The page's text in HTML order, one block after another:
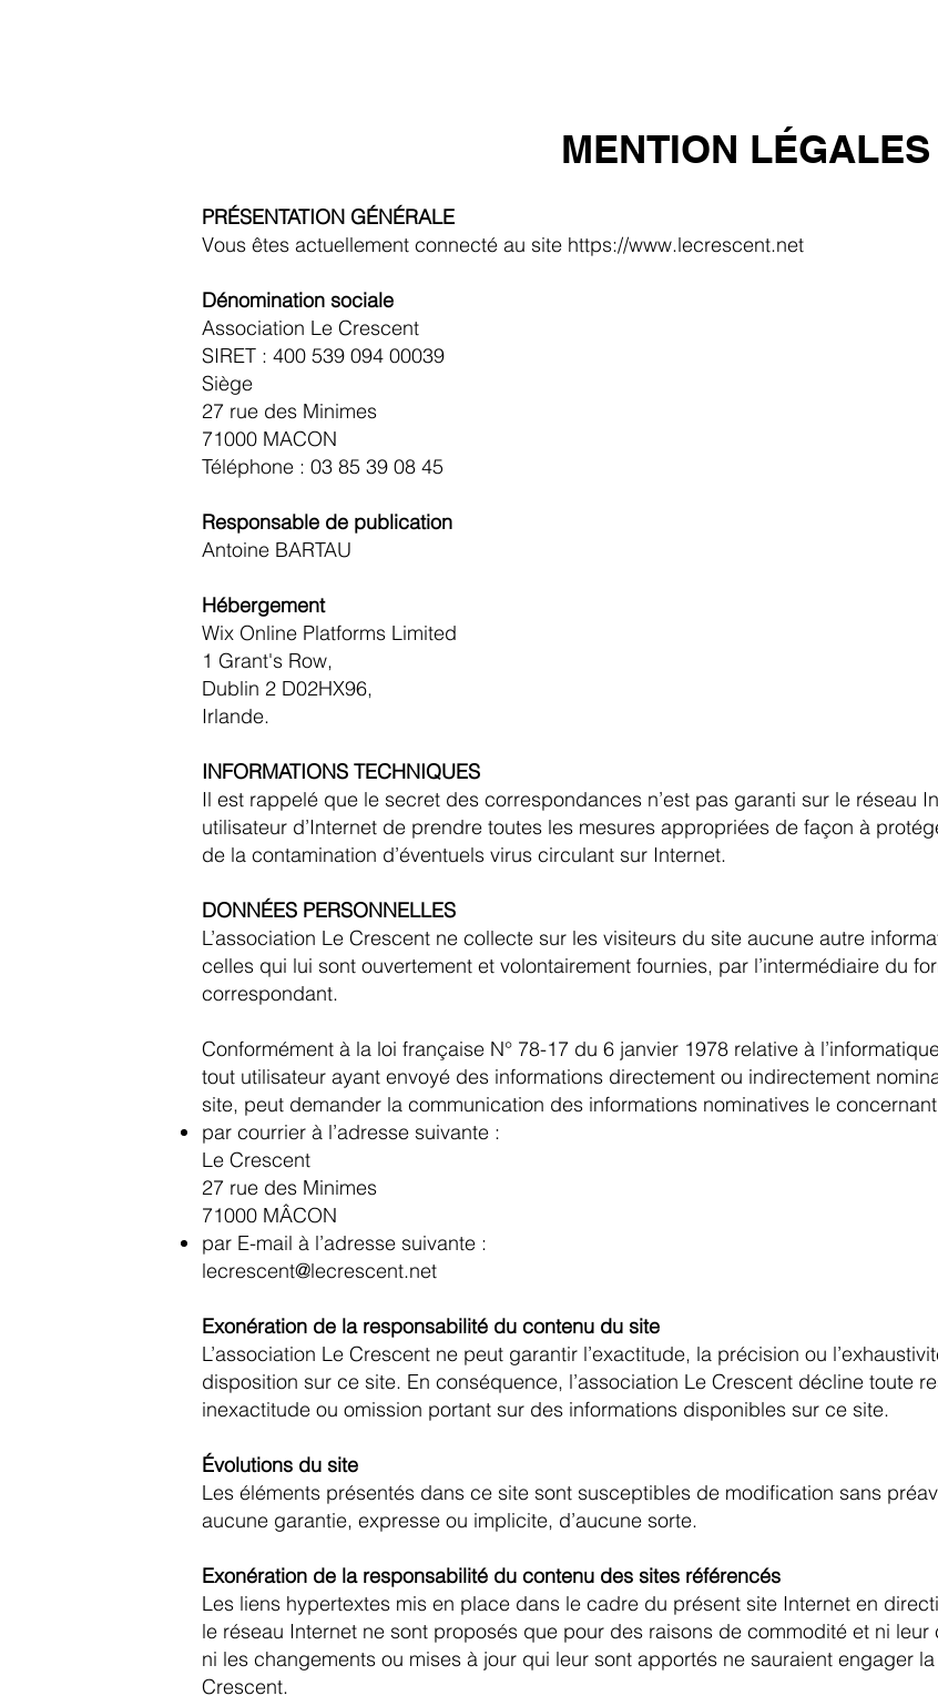
MENTION LÉGALES
PRÉSENTATION GÉNÉRALE
Vous êtes actuellement connecté au site https://www.lecrescent.net
Dénomination sociale
Association Le Crescent
SIRET : 400 539 094 00039
Siège
27 rue des Minimes
71000 MACON
Téléphone : 03 85 39 08 45
Responsable de publication
Antoine BARTAU
Hébergement
Wix Online Platforms Limited
1 Grant's Row,
Dublin 2 D02HX96,
Irlande.
INFORMATIONS TECHNIQUES
Il est rappelé que le secret des correspondances n’est pas garanti sur le réseau
utilisateur d’Internet de prendre toutes les mesures appropriées de façon à
de la contamination d’éventuels virus circulant sur Internet.
DONNÉES PERSONNELLES
L’association Le Crescent ne collecte sur les visiteurs du site aucune autre
celles qui lui sont ouvertement et volontairement fournies, par l’intermédiaire du
correspondant.
Conformément à la loi française N° 78-17 du 6 janvier 1978 relative à
tout utilisateur ayant envoyé des informations directement ou indirectement
site, peut demander la communication des informations nominatives le concernant
par courrier à l’adresse suivante :
Le Crescent
27 rue des Minimes
71000 MÂCON
par E-mail à l’adresse suivante :
lecrescent@lecrescent.net
Exonération de la responsabilité du contenu du site
L’association Le Crescent ne peut garantir l’exactitude, la précision ou
disposition sur ce site. En conséquence, l’association Le Crescent décline toute
inexactitude ou omission portant sur des informations disponibles sur ce site.
Évolutions du site
Les éléments présentés dans ce site sont susceptibles de modification sans
aucune garantie, expresse ou implicite, d’aucune sorte.
Exonération de la responsabilité du contenu des sites référencés
Les liens hypertextes mis en place dans le cadre du présent site Internet en
le réseau Internet ne sont proposés que pour des raisons de commodité et ni leur
ni les changements ou mises à jour qui leur sont apportés ne sauraient engager
Crescent.